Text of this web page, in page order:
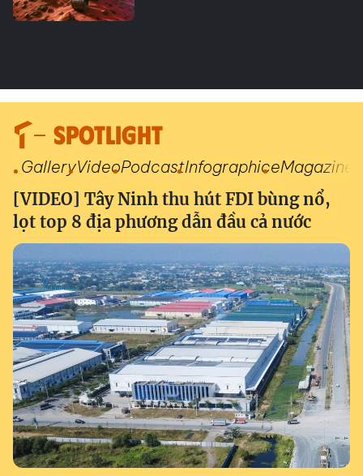
SPOTLIGHT
GalleryVideoPodcastInfographiceMagazine
[VIDEO] Tây Ninh thu hút FDI bùng nổ,
lọt top 8 địa phương dẫn đầu cả nước